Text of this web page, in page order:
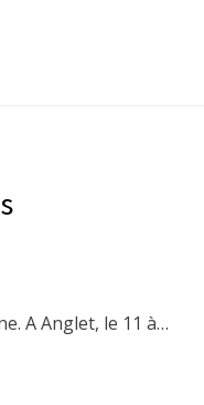
A Anglet, le 11 à…